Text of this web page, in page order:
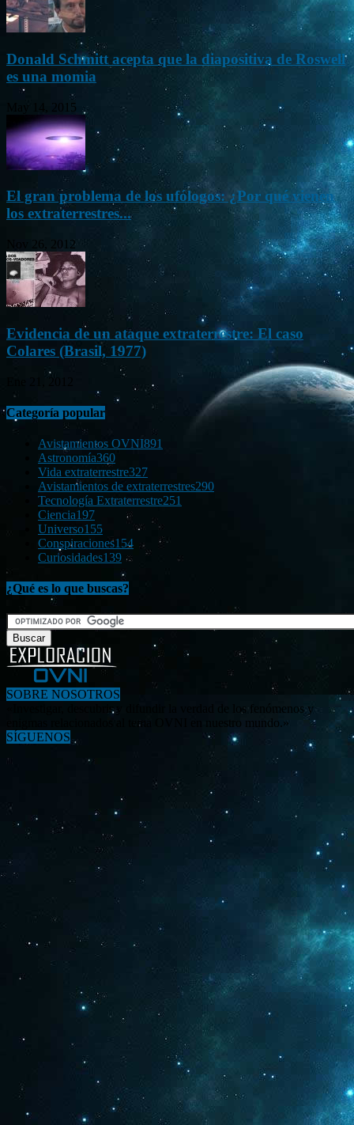
Donald Schmitt acepta que la diapositiva de Roswell
es una momia
May 14, 2015
El gran problema de los ufólogos: ¿Por qué vienen
los extraterrestres...
Nov 26, 2012
Evidencia de un ataque extraterrestre: El caso
Colares (Brasil, 1977)
Categoría popular
Avistamientos OVNI891
Astronomía360
Vida extraterrestre327
Avistamientos de extraterrestres290
Tecnología Extraterrestre251
Ciencia197
Universo155
Conspiraciones154
Curiosidades139
¿Qué es lo que buscas?
SOBRE NOSOTROS
«Investigar, descubrir y difundir la verdad de los fenómenos y
enigmas relacionados al tema OVNI en nuestro mundo.»
SÍGUENOS